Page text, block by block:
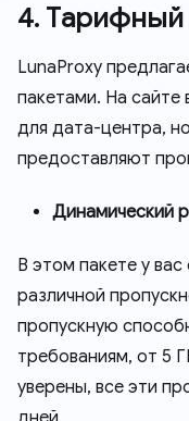
4. Тарифный
LunaProxy
пакетами. На сайте
для дата-центра,
предоставляют
Динамический
В этом пакете у
различной
пропускную
требованиям, от 5
уверены, все эти